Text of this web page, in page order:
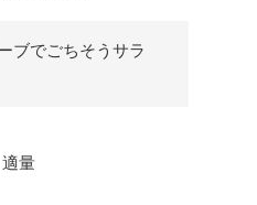
ブでごちそうサラ
量